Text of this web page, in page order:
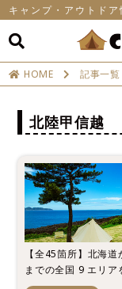
キャンプ・アウトド
HOME 記事一覧
北陸甲信越
【全45箇所】北海道
までの全国 9 エリア
した「キャンプ場ラ